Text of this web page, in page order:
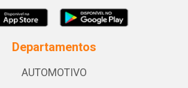
Departamentos
AUTOMOTIVO